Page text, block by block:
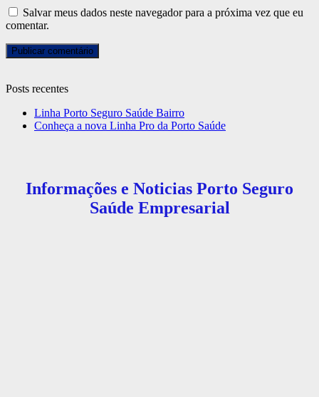
Salvar meus dados neste navegador para a próxima vez que eu
comentar.
Posts recentes
Linha Porto Seguro Saúde Bairro
Conheça a nova Linha Pro da Porto Saúde
Informações e Noticias Porto Seguro
Saúde Empresarial